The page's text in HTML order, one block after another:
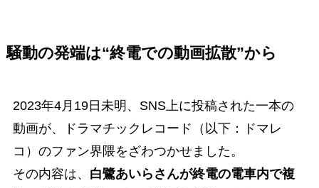
騒動の発端は“終電での動画拡散”から
2023年4月19日未明、SNS上に投稿された一本の
動画が、ドラマチックレコード（以下：ドマレ
コ）のファン界隈をざわつかせました。
その内容は、 白鷺あいらさんが終電の電車内で複